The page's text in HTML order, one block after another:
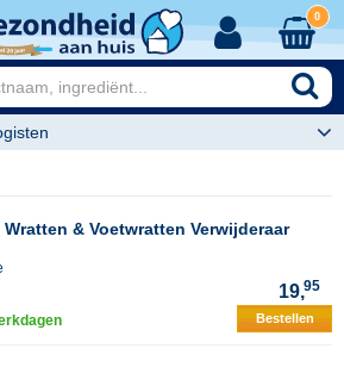
0
Wratten & Voetwratten Verwijderaar
19,95
Bestellen